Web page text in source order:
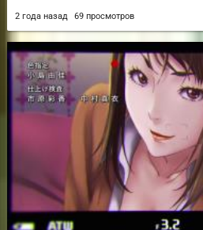
2 года назад 69 просмотров